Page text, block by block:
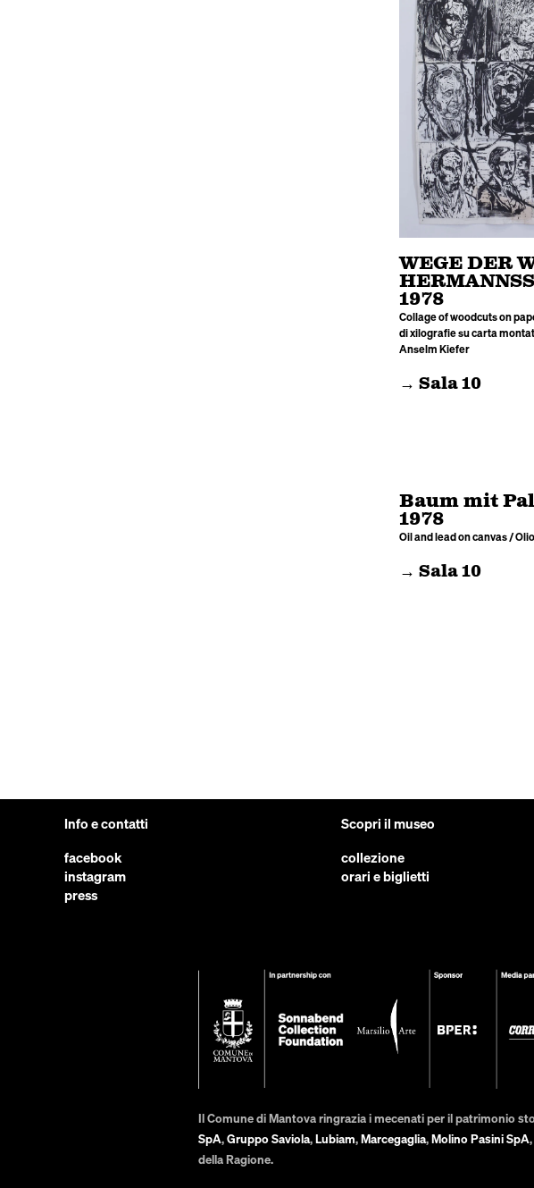
WEGE DER
1978
Collage of woodcuts on
di xilografie su carta
Anselm Kiefer
→ Sala 10
Baum mit
1978
Oil and lead on canvas /
→ Sala 10
Info e contatti
facebook
instagram
press
Scopri il museo
collezione
orari e biglietti
Il Comune di Mantova ringrazia i mecenati per il patrimonio
SpA,Gruppo Saviola,Lubiam,Marcegaglia,Molino Pasini SpA,
della Ragione.